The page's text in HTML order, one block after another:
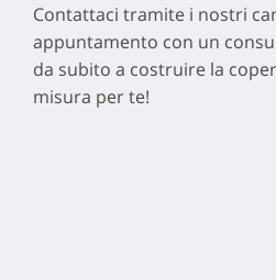
Contattaci tramite i nostri
appuntamento con un
da subito a costruire la
misura per te!